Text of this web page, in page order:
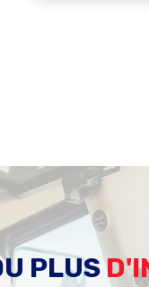
PLUS